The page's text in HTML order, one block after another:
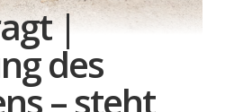
|
des
– steht